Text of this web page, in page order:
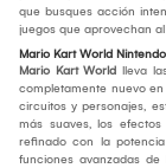
que busques acción
juegos que aprovechan
Mario Kart World
Mario Kart World lleva
completamente nuevo
circuitos y personajes,
más suaves, los
refinado con la
funciones avanzadas